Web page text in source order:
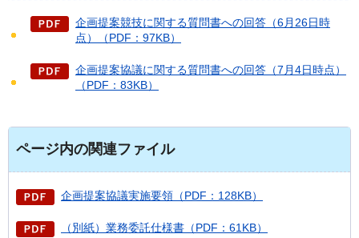
企画提案競技に関する質問書への回答（6月26日時
点）（PDF：97KB）
企画提案協議に関する質問書への回答（7月4日時点）
（PDF：83KB）
ページ内の関連ファイル
企画提案協議実施要領（PDF：128KB）
（別紙）業務委託仕様書（PDF：61KB）